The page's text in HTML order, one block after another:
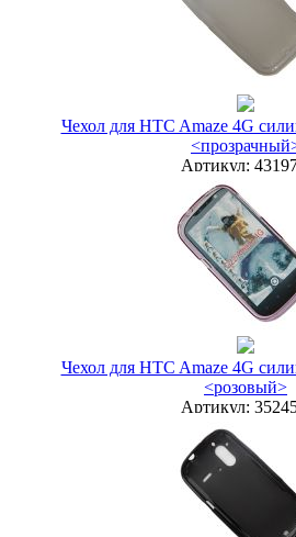
Новая цена
32
Наличие:
купить в
Чехол для HTC Amaze 4G
Артикул:
мелкий опт
опт 35 руб.
дилер 30 руб.
Новая цена 32
Наличие:ЕСТЬ
купить в
Чехол для HTC Amaze 4G
<розовый>
Артикул:
мелкий опт
опт 35 руб.
дилер
30 руб.
Новая цена
32
Наличие:
ЕСТЬ